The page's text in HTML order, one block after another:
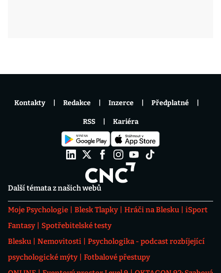
Další témata z našich webů
Moje Psychologie Blesk Tlapky Hráči na Blesku
iSport
Fantasy
Spotřebitelské testy
Blesku
Nemovitosti
Psychologika - podcast rozbíjející
psychologické mýty
Fotbalové přestupy
Kontakty Redakce Inzerce Předplatné
RSS Kariéra